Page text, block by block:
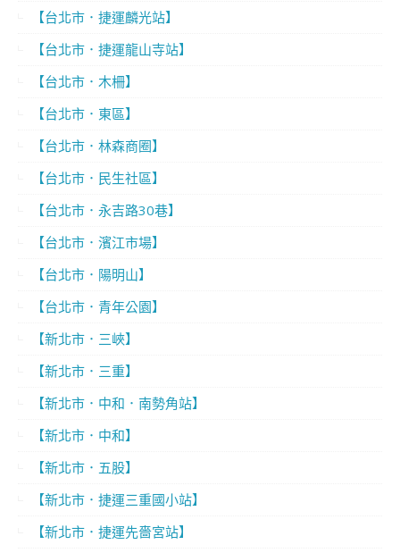
【台北市．捷運麟光站】
【台北市．捷運龍山寺站】
【台北市．木柵】
【台北市．東區】
【台北市．林森商圈】
【台北市．民生社區】
【台北市．永吉路30巷】
【台北市．濱江市場】
【台北市．陽明山】
【台北市．青年公園】
【新北市．三峽】
【新北市．三重】
【新北市．中和．南勢角站】
【新北市．中和】
【新北市．五股】
【新北市．捷運三重國小站】
【新北市．捷運先嗇宮站】